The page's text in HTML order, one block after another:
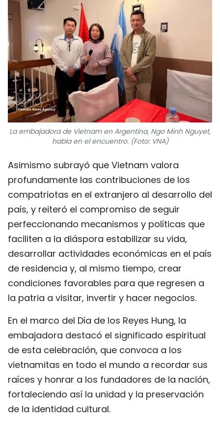
La embajadora de Vietnam en Argentina, Ngo Minh Nguyet,
habla en el encuentro. (Foto: VNA)
Asimismo subrayó que Vietnam valora
profundamente las contribuciones de los
compatriotas en el extranjero al desarrollo del
país, y reiteró el compromiso de seguir
perfeccionando mecanismos y políticas que
faciliten a la diáspora estabilizar su vida,
desarrollar actividades económicas en el país
de residencia y, al mismo tiempo, crear
condiciones favorables para que regresen a
la patria a visitar, invertir y hacer negocios.
En el marco del Día de los Reyes Hung, la
embajadora destacó el significado espiritual
de esta celebración, que convoca a los
vietnamitas en todo el mundo a recordar sus
raíces y honrar a los fundadores de la nación,
fortaleciendo así la unidad y la preservación
de la identidad cultural.